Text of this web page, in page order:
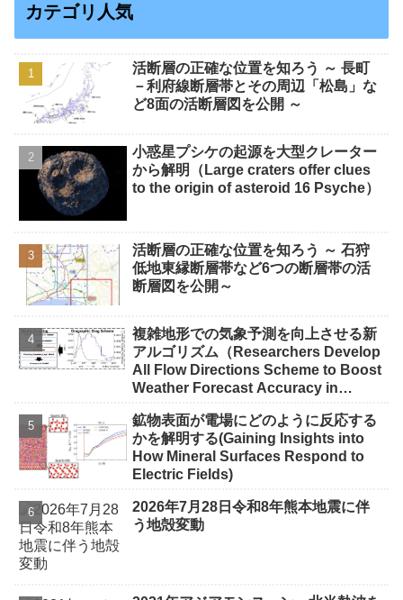
カテゴリ人気
活断層の正確な位置を知ろう ～ 長町
－利府線断層帯とその周辺「松島」な
ど8面の活断層図を公開 ～
小惑星プシケの起源を大型クレーター
から解明（Large craters offer clues
to the origin of asteroid 16 Psyche）
活断層の正確な位置を知ろう ～ 石狩
低地東縁断層帯など6つの断層帯の活
断層図を公開～
複雑地形での気象予測を向上させる新
アルゴリズム（Researchers Develop
All Flow Directions Scheme to Boost
Weather Forecast Accuracy in
鉱物表面が電場にどのように反応する
かを解明する(Gaining Insights into
How Mineral Surfaces Respond to
Electric Fields)
2026年7月28日令和8年熊本地震に伴
う地殻変動